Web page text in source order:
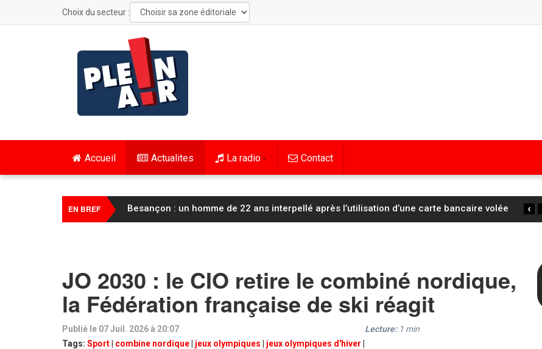
Choix du secteur :
Accueil Actualites La radio Contact
EN BREF Besançon : un homme de 22 ans interpellé après l’utilisation d’une carte bancaire volée ‹
JO 2030 : le CIO retire le combiné nordique,
la Fédération française de ski réagit
Publié le 07 Juil. 2026 à 20:07
Tags: Sport combine nordique jeux olympiques jeux olympiques d'hiver
Lecture: 1 min